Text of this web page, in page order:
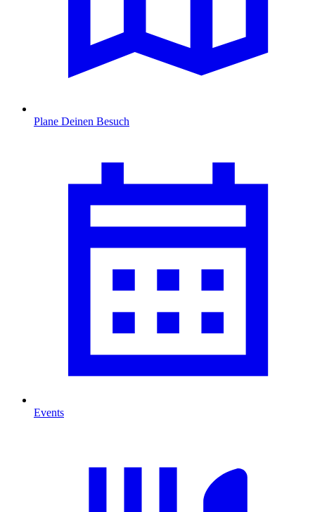
Plane Deinen Besuch
Events